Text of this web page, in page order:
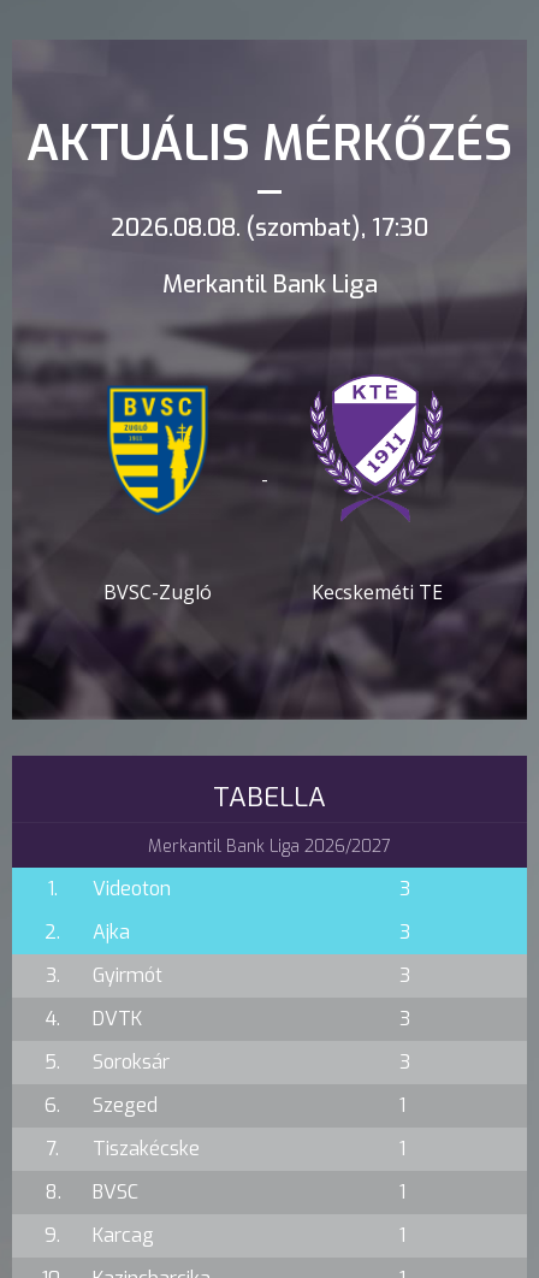
AKTUÁLIS MÉRKŐZÉS
2026.08.08. (szombat), 17:30
Merkantil Bank Liga
BVSC-Zugló
-
Kecskeméti TE
TABELLA
Merkantil Bank Liga 2026/2027
1. Videoton
3
2.
Ajka
3
3.
Gyirmót
3
4.
DVTK
3
5.
Soroksár
3
6.
Szeged
1
7.
Tiszakécske
1
8.
BVSC
1
9.
Karcag
1